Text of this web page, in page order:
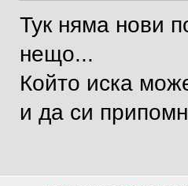
Тук няма нови
нещо...
Който иска
и да си